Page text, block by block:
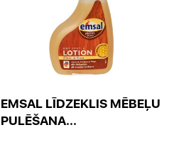
EMSAL LĪDZEKLIS MĒBEĻU
PULĒŠANA...